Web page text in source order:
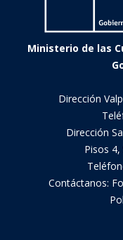
Ministerio de las
Dirección
Dirección
Pisos
Contáctanos: